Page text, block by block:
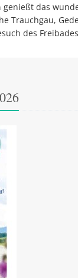
das
Trauchgau,
des